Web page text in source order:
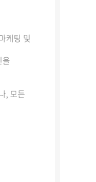
케팅 및
, 모든